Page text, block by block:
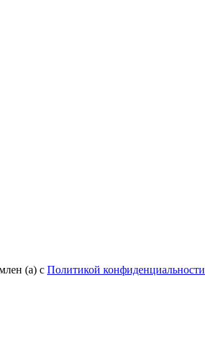
(а) с Политикой конфиденциальности